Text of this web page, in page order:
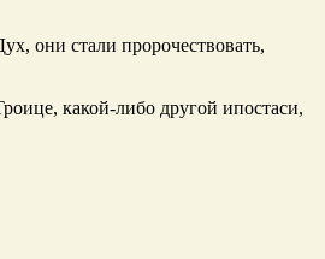
они стали пророчествовать,
какой-либо другой ипостаси,